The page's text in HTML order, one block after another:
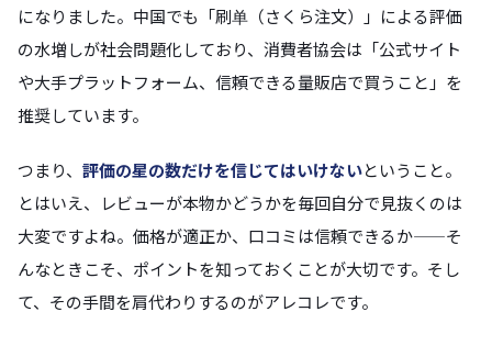
になりました。中国でも「刷单（さくら注文）」による評価
の水増しが社会問題化しており、消費者協会は「公式サイト
や大手プラットフォーム、信頼できる量販店で買うこと」を
推奨しています。
つまり、 評価の星の数だけを信じてはいけないということ。
とはいえ、レビューが本物かどうかを毎回自分で見抜くのは
大変ですよね。価格が適正か、口コミは信頼できるか——そ
んなときこそ、ポイントを知っておくことが大切です。そし
て、その手間を肩代わりするのがアレコレです。